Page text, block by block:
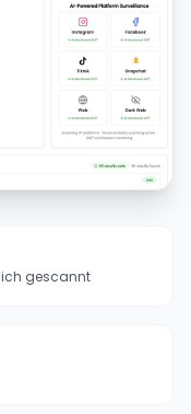
gescannt